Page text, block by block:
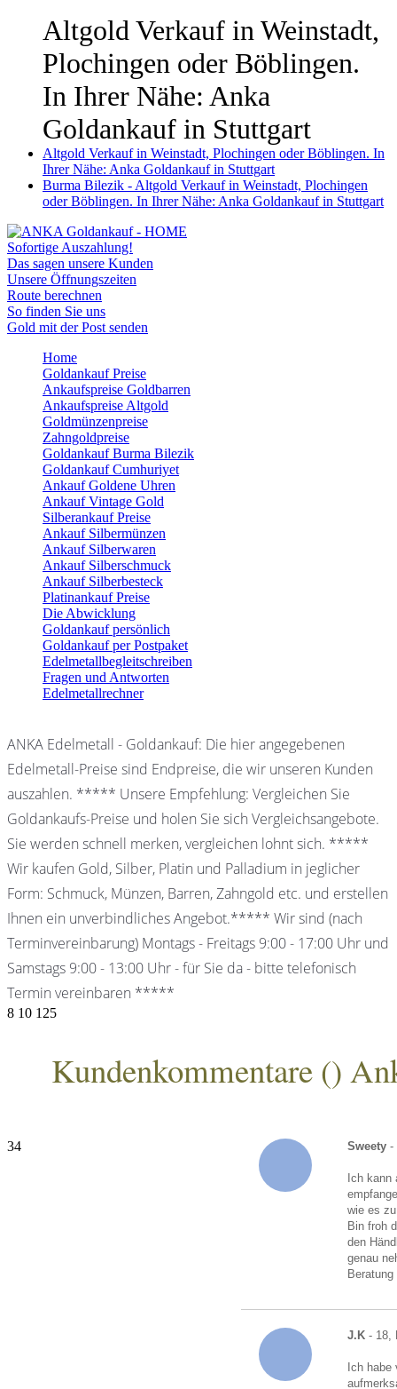
Altgold Verkauf in Weinstadt,
Plochingen oder Böblingen.
In Ihrer Nähe: Anka
Goldankauf in Stuttgart
Altgold Verkauf in Weinstadt, Plochingen oder Böblingen. In
Ihrer Nähe: Anka Goldankauf in Stuttgart
Burma Bilezik - Altgold Verkauf in Weinstadt, Plochingen
oder Böblingen. In Ihrer Nähe: Anka Goldankauf in Stuttgart
Sofortige Auszahlung!
Das sagen unsere Kunden
Unsere Öffnungszeiten
Route berechnen
So finden Sie uns
Gold mit der Post senden
Home
Goldankauf Preise
Ankaufspreise Goldbarren
Ankaufspreise Altgold
Goldmünzenpreise
Zahngoldpreise
Goldankauf Burma Bilezik
Goldankauf Cumhuriyet
Ankauf Goldene Uhren
Ankauf Vintage Gold
Silberankauf Preise
Ankauf Silbermünzen
Ankauf Silberwaren
Ankauf Silberschmuck
Ankauf Silberbesteck
Platinankauf Preise
Die Abwicklung
Goldankauf persönlich
Goldankauf per Postpaket
Edelmetallbegleitschreiben
Fragen und Antworten
Edelmetallrechner
ANKA Edelmetall - Goldankauf: Die hier angegebenen
Edelmetall-Preise sind Endpreise, die wir unseren Kunden
auszahlen. ***** Unsere Empfehlung: Vergleichen Sie
Goldankaufs-Preise und holen Sie sich Vergleichsangebote.
Sie werden schnell merken, vergleichen lohnt sich. *****
Wir kaufen Gold, Silber, Platin und Palladium in jeglicher
Form: Schmuck, Münzen, Barren, Zahngold etc. und erstellen
Ihnen ein unverbindliches Angebot.***** Wir sind (nach
Terminvereinbarung) Montags - Freitags 9:00 - 17:00 Uhr und
Samstags 9:00 - 13:00 Uhr - für Sie da - bitte telefonisch
Termin vereinbaren *****
8 10 125
Kundenkommentare ()
Sweety -
Ich
wie es
Bin froh
den
genau
Beratung
J.K - 18,
Ich
34